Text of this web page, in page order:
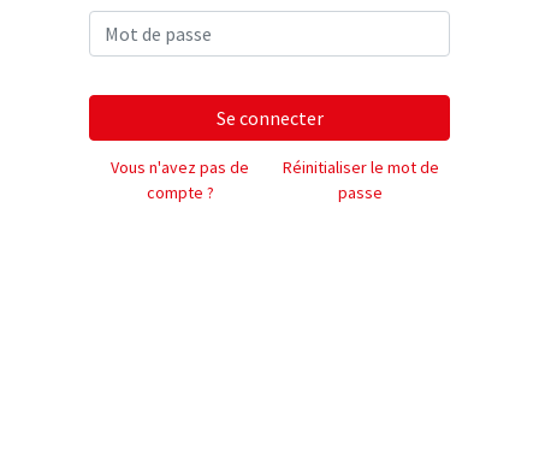
Se connecter
Vous n'avez pas de
compte ?
Réinitialiser le mot de
passe